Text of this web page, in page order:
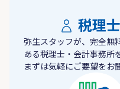
税理
弥生スタッフが、完全無
ある税理士・会計事務所
まずは気軽にご要望をお